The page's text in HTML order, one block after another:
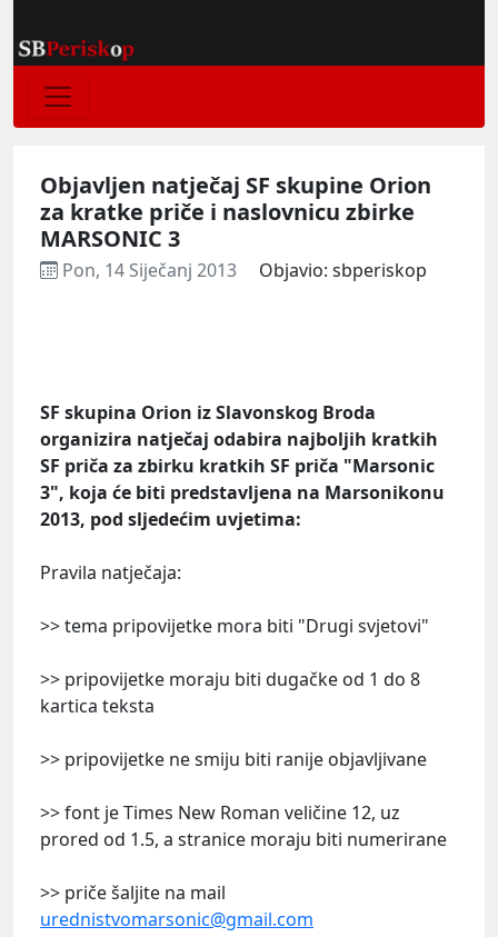
Objavljen natječaj SF skupine Orion
za kratke priče i naslovnicu zbirke
MARSONIC 3
Pon, 14 Siječanj 2013 Objavio: sbperiskop
SF skupina Orion iz Slavonskog Broda
organizira natječaj odabira najboljih kratkih
SF priča za zbirku kratkih SF priča "Marsonic
3", koja će biti predstavljena na Marsonikonu
2013, pod sljedećim uvjetima:
Pravila natječaja:
>> tema pripovijetke mora biti "Drugi svjetovi"
>> pripovijetke moraju biti dugačke od 1 do 8
kartica teksta
>> pripovijetke ne smiju biti ranije objavljivane
>> font je Times New Roman veličine 12, uz
prored od 1.5, a stranice moraju biti numerirane
>> priče šaljite na mail
urednistvomarsonic@gmail.com